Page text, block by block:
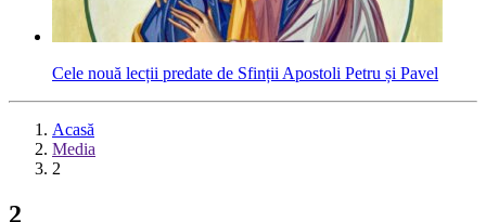
Cele nouă lecții predate de Sfinții Apostoli Petru și Pavel
Acasă
Media
2
2